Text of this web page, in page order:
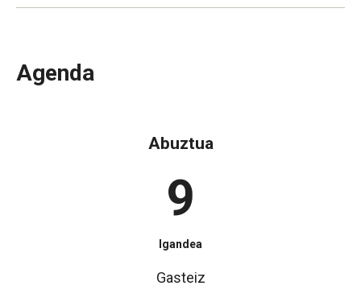
Agenda
Abuztua
9
Igandea
Gasteiz